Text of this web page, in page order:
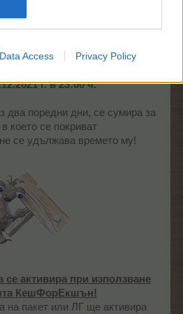
Data Access Privacy Policy
точките опит
г. в 23:00 ч.
два поредни дни, се сумира за
което се покриват
се удължава времето му!
активира при използване
КешФорЕкшън!
на пакет или ЛГ ще активира